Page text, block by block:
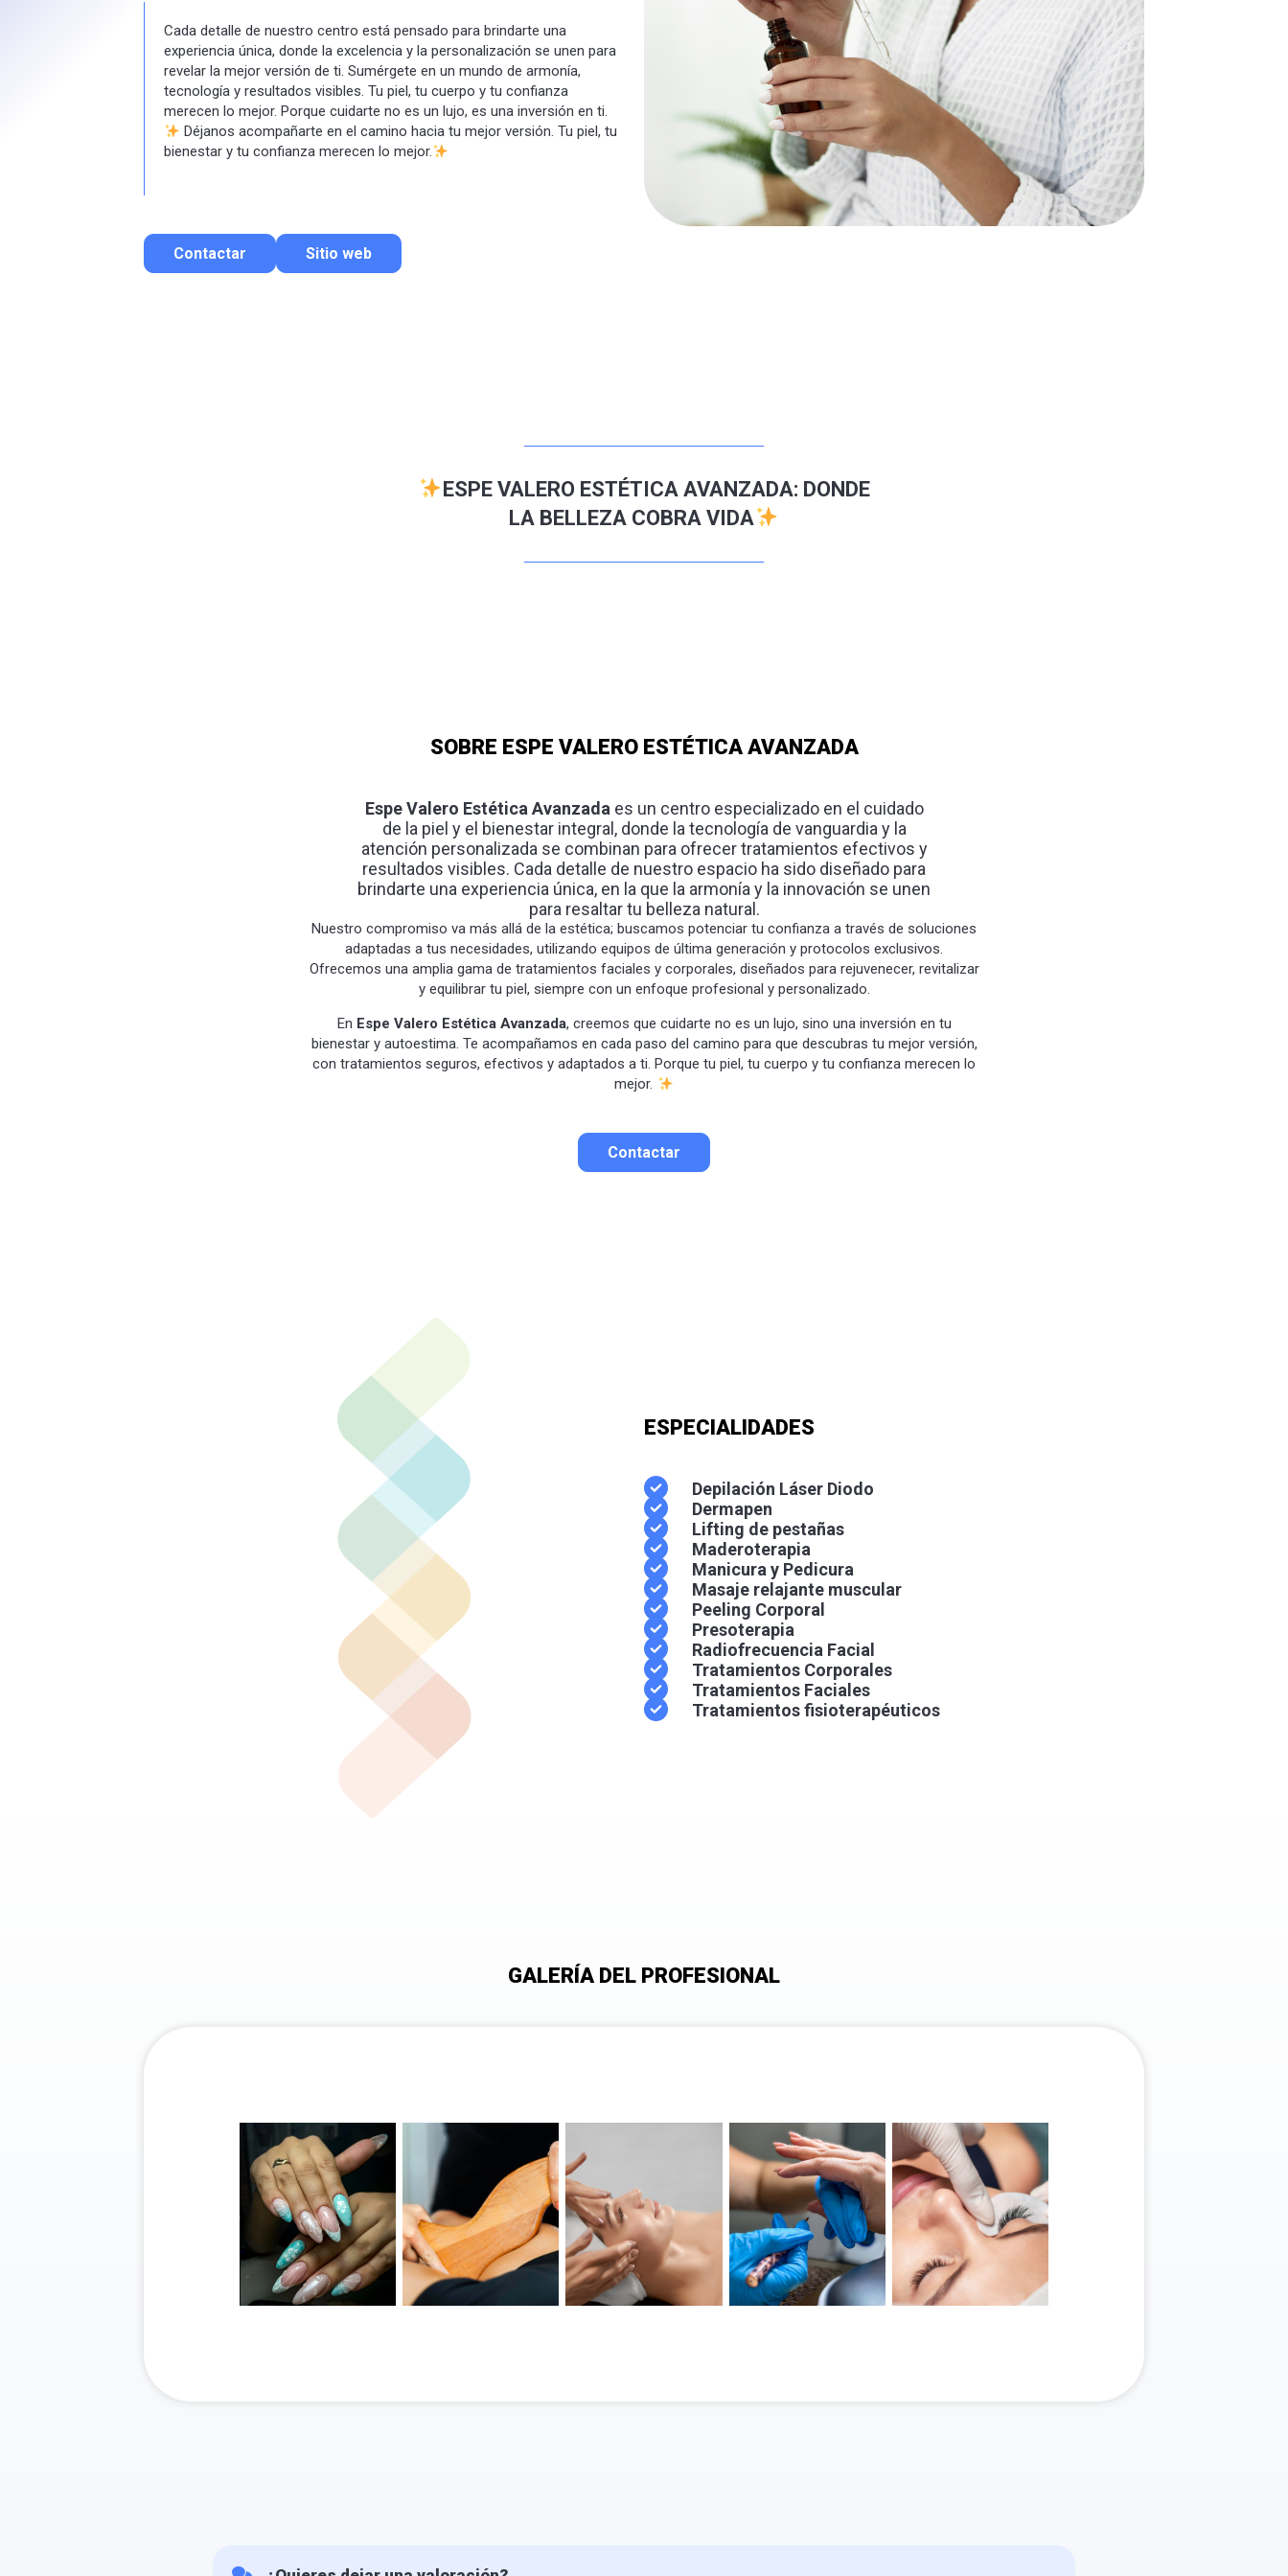
Cada detalle de nuestro centro está pensado para brindarte una
experiencia única, donde la excelencia y la personalización se unen para
revelar la mejor versión de ti. Sumérgete en un mundo de armonía,
tecnología y resultados visibles. Tu piel, tu cuerpo y tu confianza
merecen lo mejor. Porque cuidarte no es un lujo, es una inversión en ti.
Déjanos acompañarte en el camino hacia tu mejor versión. Tu piel, tu
bienestar y tu confianza merecen lo mejor.
Contactar Sitio web
ESPE VALERO ESTÉTICA AVANZADA: DONDE
LA BELLEZA COBRA VIDA
SOBRE ESPE VALERO ESTÉTICA AVANZADA
Espe Valero Estética Avanzada es un centro especializado en el cuidado
de la piel y el bienestar integral, donde la tecnología de vanguardia y la
atención personalizada se combinan para ofrecer tratamientos efectivos y
resultados visibles. Cada detalle de nuestro espacio ha sido diseñado para
brindarte una experiencia única, en la que la armonía y la innovación se unen
para resaltar tu belleza natural.
Nuestro compromiso va más allá de la estética; buscamos potenciar tu confianza a través de soluciones
adaptadas a tus necesidades, utilizando equipos de última generación y protocolos exclusivos.
Ofrecemos una amplia gama de tratamientos faciales y corporales, diseñados para rejuvenecer, revitalizar
y equilibrar tu piel, siempre con un enfoque profesional y personalizado.
En Espe Valero Estética Avanzada, creemos que cuidarte no es un lujo, sino una inversión en tu
bienestar y autoestima. Te acompañamos en cada paso del camino para que descubras tu mejor versión,
con tratamientos seguros, efectivos y adaptados a ti. Porque tu piel, tu cuerpo y tu confianza merecen lo
mejor.
Contactar
ESPECIALIDADES
Depilación Láser Diodo
Dermapen
Lifting de pestañas
Maderoterapia
Manicura y Pedicura
Masaje relajante muscular
Peeling Corporal
Presoterapia
Radiofrecuencia Facial
Tratamientos Corporales
Tratamientos Faciales
Tratamientos fisioterapéuticos
GALERÍA DEL PROFESIONAL